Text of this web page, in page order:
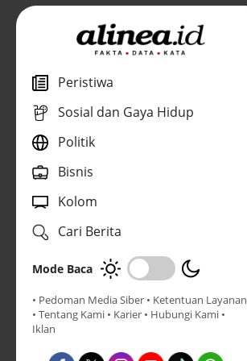
Peristiwa
Sosial dan Gaya Hidup
Politik
Bisnis
Kolom
Cari Berita
Mode Baca
• Pedoman Media Siber • Ketentuan Layanan
• Tentang Kami • Karier • Hubungi Kami •
Iklan